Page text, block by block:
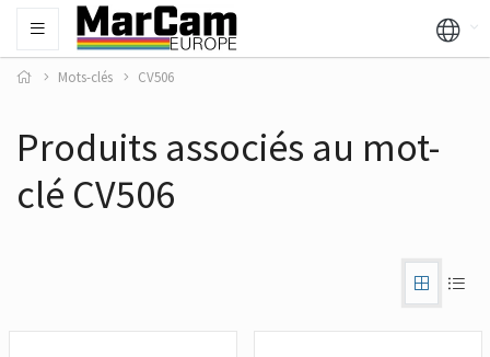
Mots-clés CV506
Produits associés au mot-
clé CV506